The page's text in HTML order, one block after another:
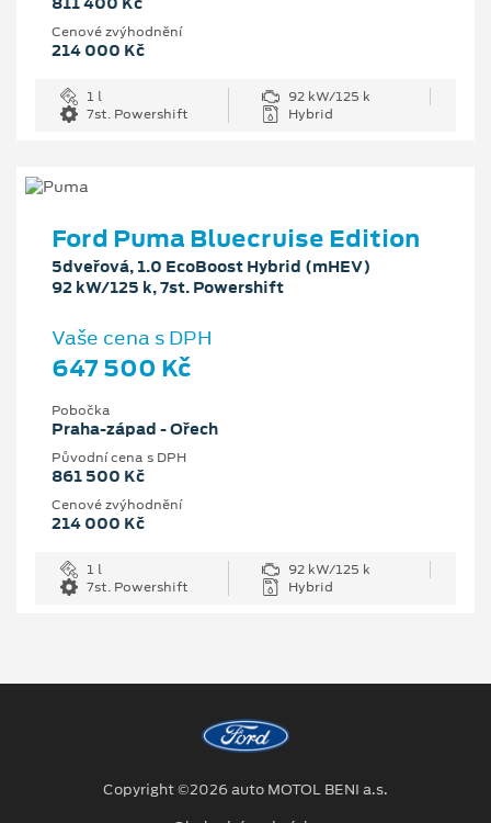
Cenové zvýhodnění
214 000 Kč
1 l
92 kW/125 k
7st. Powershift
Hybrid
Ford Puma Bluecruise Edition
5dveřová, 1.0 EcoBoost Hybrid (mHEV)
92 kW/125 k, 7st. Powershift
Vaše cena s DPH
647 500 Kč
Pobočka
Praha-západ - Ořech
Původní cena s DPH
861 500 Kč
Cenové zvýhodnění
214 000 Kč
1 l
92 kW/125 k
7st. Powershift
Hybrid
Copyright ©2026 auto MOTOL BENI a.s.